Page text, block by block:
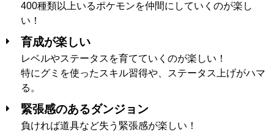
400種類以上いるポケモンを仲間にしていくのが楽し
い！
育成が楽しい
レベルやステータスを育てていくのが楽しい！
特にグミを使ったスキル習得や、ステータス上げがハマ
る。
緊張感のあるダンジョン
負ければ道具など失う緊張感が楽しい！